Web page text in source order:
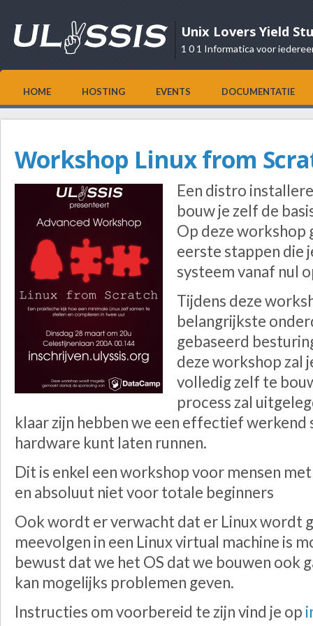
Unix Lovers Yield
1 0 1 Informatica voor
HOME HOSTING EVENTS DOCUMENTATIE
Workshop Linux from
Een distro
bouw je zelf de
Op deze workshop
eerste stappen die
systeem vanaf nul
Tijdens deze
belangrijkste
gebaseerd
deze workshop zal
volledig zelf te
process zal
klaar zijn hebben we een effectief werkend
hardware kunt laten runnen.
Dit is enkel een workshop voor mensen
en absoluut niet voor totale beginners
Ook wordt er verwacht dat er Linux wordt
meevolgen in een Linux virtual machine is
bewust dat we het OS dat we bouwen ook
kan mogelijks problemen geven.
Instructies om voorbereid te zijn vind je op